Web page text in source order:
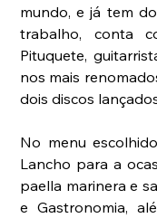
mundo, e já tem
trabalho, conta
Pituquete,
nos mais
dois discos
No menu
Lancho para a
paella marinera e
e Gastronomia,